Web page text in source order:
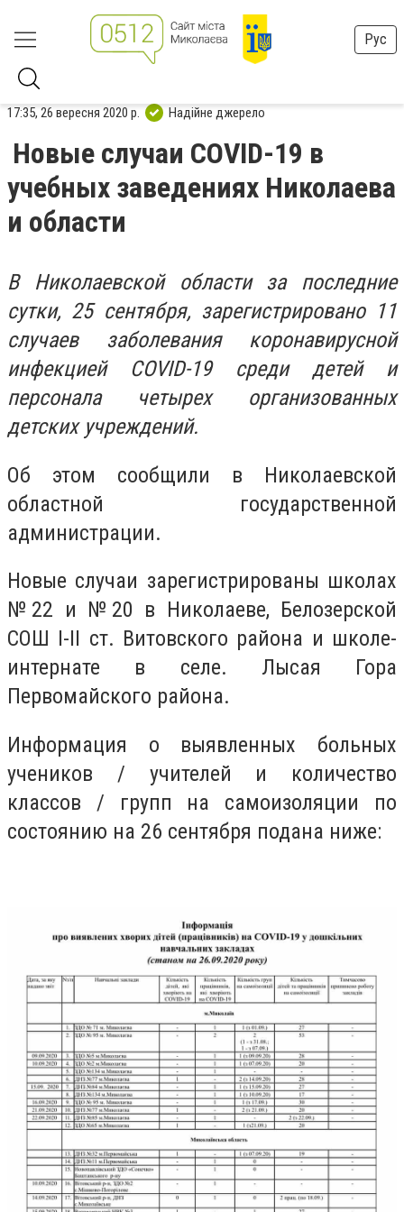
Рус
17:35, 26 вересня 2020 р. Надійне джерело
Новые случаи COVID-19 в
учебных заведениях Николаева
и области
В Николаевской области за последние
сутки, 25 сентября, зарегистрировано 11
случаев заболевания коронавирусной
инфекцией COVID-19 среди детей и
персонала четырех организованных
детских учреждений.
Об этом сообщили в Николаевской
областной государственной
администрации.
Новые случаи зарегистрированы школах
№22 и №20 в Николаеве, Белозерской
СОШ I-II ст. Витовского района и школе-
интернате в селе. Лысая Гора
Первомайского района.
Информация о выявленных больных
учеников / учителей и количество
классов / групп на самоизоляции по
состоянию на 26 сентября подана ниже: